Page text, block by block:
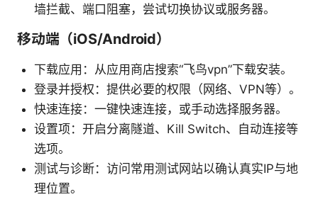
墙拦截、端口阻塞，尝试切换协议或服务器。
移动端（iOS/Android）
下载应用：从应用商店搜索“飞鸟vpn”下载安装。
登录并授权：提供必要的权限（网络、VPN等）。
快速连接：一键快速连接，或手动选择服务器。
设置项：开启分离隧道、Kill Switch、自动连接等
选项。
测试与诊断：访问常用测试网站以确认真实IP与地
理位置。